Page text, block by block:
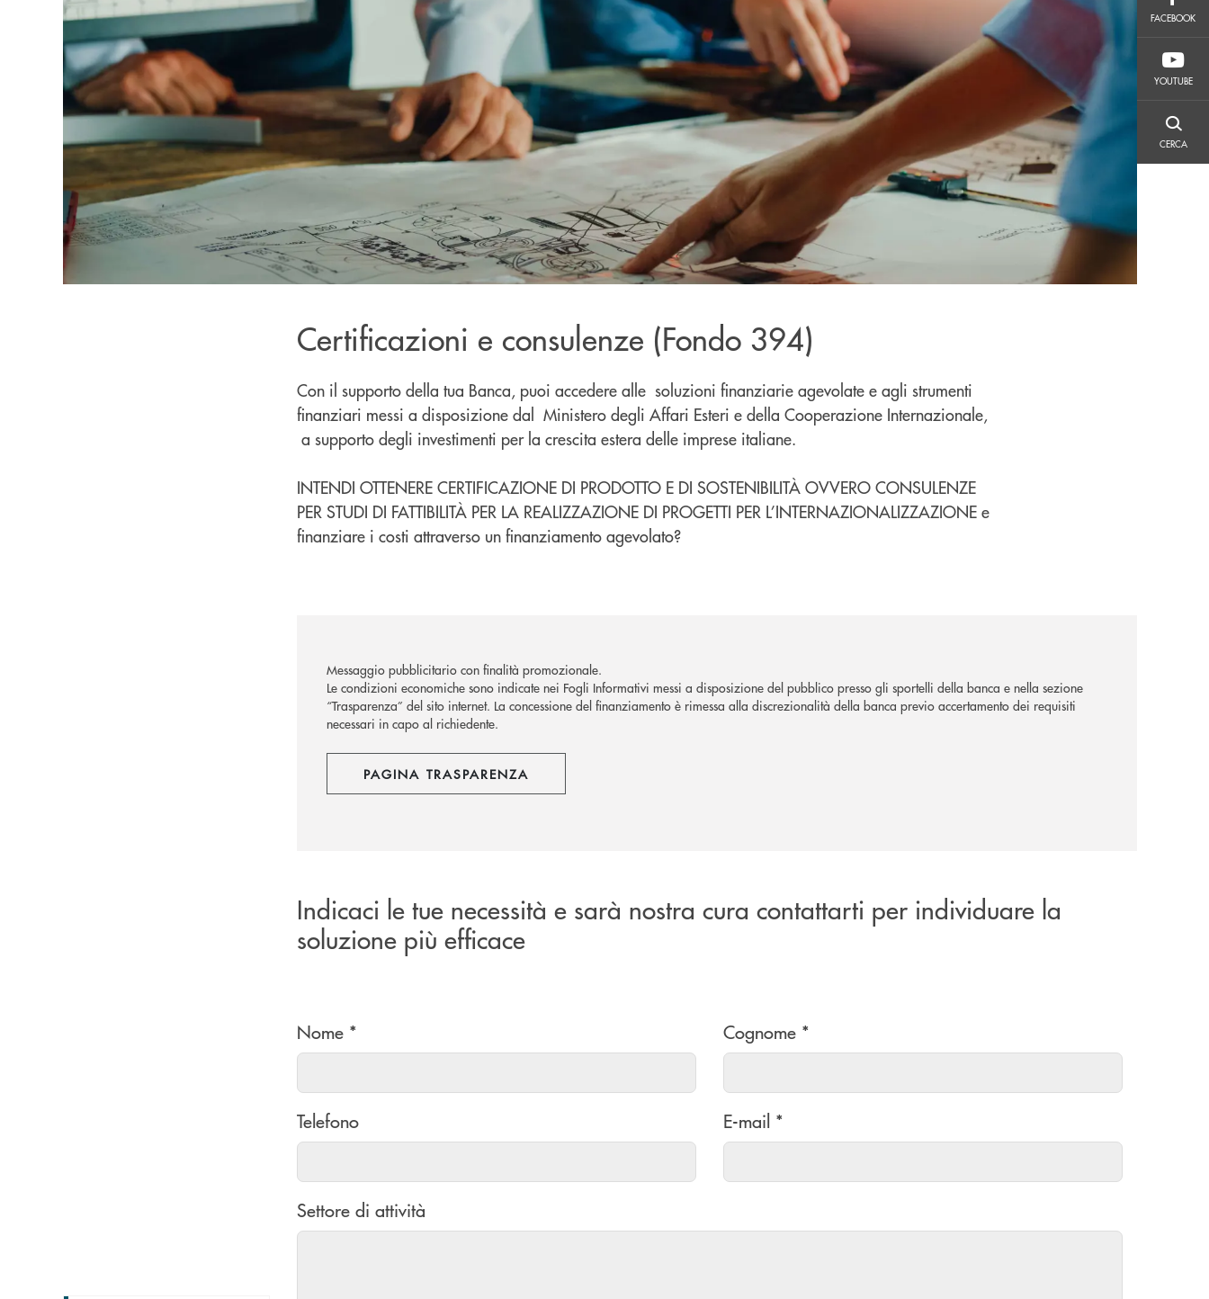
FACEBOOK
FACEBOOK
YOUTUBE
YOUTUBE
CERCA
CERCA
Certificazioni e consulenze (Fondo 394)
Con il supporto della tua Banca, puoi accedere alle soluzioni finanziarie agevolate e agli strumenti
finanziari messi a disposizione dal Ministero degli Affari Esteri e della Cooperazione Internazionale,
a supporto degli investimenti per la crescita estera delle imprese italiane.
INTENDI OTTENERE CERTIFICAZIONE DI PRODOTTO E DI SOSTENIBILITÀ OVVERO CONSULENZE
PER STUDI DI FATTIBILITÀ PER LA REALIZZAZIONE DI PROGETTI PER L’INTERNAZIONALIZZAZIONE e
finanziare i costi attraverso un finanziamento agevolato?
Messaggio pubblicitario con finalità promozionale.
Le condizioni economiche sono indicate nei Fogli Informativi messi a disposizione del pubblico presso gli sportelli della banca e nella sezione
“Trasparenza” del sito internet. La concessione del finanziamento è rimessa alla discrezionalità della banca previo accertamento dei requisiti
necessari in capo al richiedente.
PAGINA TRASPARENZA
Indicaci le tue necessità e sarà nostra cura contattarti per individuare la
soluzione più efficace
Nome * Cognome *
Telefono E-mail *
Settore di attività